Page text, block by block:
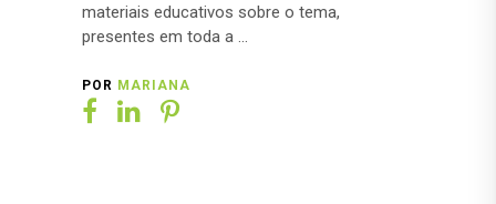
materiais educativos sobre o tema,
presentes em toda a
POR MARIANA